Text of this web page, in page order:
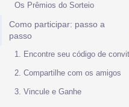
Os Prêmios do Sorteio
Como participar: passo a
passo
1. Encontre seu código de
2. Compartilhe com os amigos
3. Vincule e Ganhe